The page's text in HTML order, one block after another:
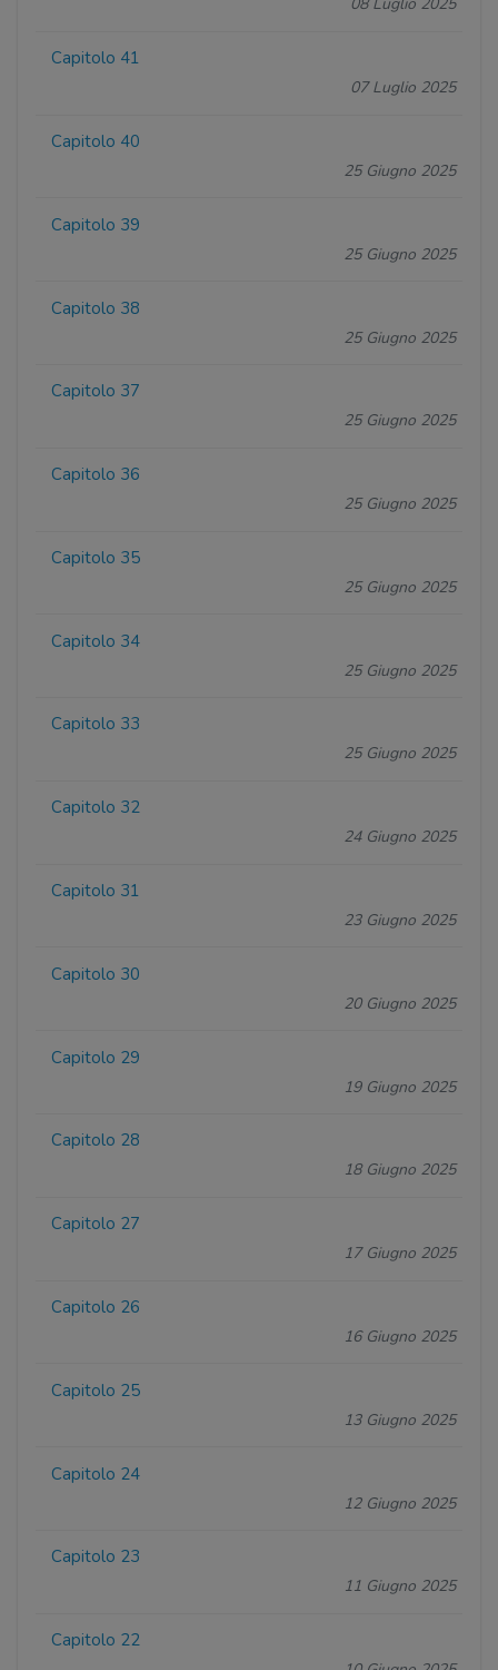
08 Luglio 2025
Capitolo 41
07 Luglio 2025
Capitolo 40
25 Giugno 2025
Capitolo 39
25 Giugno 2025
Capitolo 38
25 Giugno 2025
Capitolo 37
25 Giugno 2025
Capitolo 36
25 Giugno 2025
Capitolo 35
25 Giugno 2025
Capitolo 34
25 Giugno 2025
Capitolo 33
25 Giugno 2025
Capitolo 32
24 Giugno 2025
Capitolo 31
23 Giugno 2025
Capitolo 30
20 Giugno 2025
Capitolo 29
19 Giugno 2025
Capitolo 28
18 Giugno 2025
Capitolo 27
17 Giugno 2025
Capitolo 26
16 Giugno 2025
Capitolo 25
13 Giugno 2025
Capitolo 24
12 Giugno 2025
Capitolo 23
11 Giugno 2025
Capitolo 22